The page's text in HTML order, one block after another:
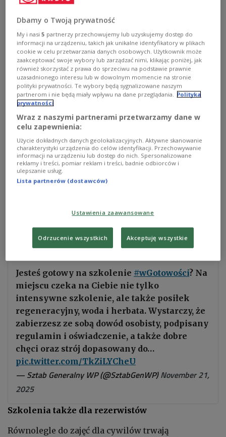
Zainteresowanie szkoleniami przeszło
oczekiwania armii - powiedział Polskiemu Radiu
oficer prasowy Sztabu Generalnego pułkownik
Marek Pietrzak. Do szkoleń pilotażowych zgłosiło
się ponad 18 tysięcy ochotników. Wojsko musiało
skorygować miejsca, gdzie będą odbywały się
zajęcia, ponieważ największe zainteresowanie jest
wśród mieszkańców dużych miast.
Niemal 60 procent zgłoszeń na pilotażowe zajęcia
pochodzi od mężczyzn. 49 procent
cyber-higieny. W wielu zgłoszonych do szkoleń
jednostkach na jedno miejsce przypada po kilku
Jesteś gotowy na szkolenie #wGotowości? Na
miejscu czeka na Ciebie nie tylko
intensywne szkolenie, ale także posiłek
regeneracyjny, woda i herbata. Wystarczy, że
zabierzesz ze sobą dowód osobisty, podpisany
regulamin i oświadczenie, a także dobre
chęci oraz strój dopasowany do…
pic.twitter.com/TkZiLYCheU
— Sztab Generalny WP (@SztabGenWP)November 21,
2025
Szkolenia także dla rezerwistów
Równolegle do zajęć dla cywilów trwają
Dbamy o Twoją prywatność
My i nasi5 partnerzy przechowujemy lub uzyskujemy dostęp do
informacji na urządzeniu, takich jak unikalne identyfikatory w plikach
cookie w celu przetwarzania danych osobowych. Użytkownik może
zaakceptować swoje wybory lub zarządzać nimi, klikając poniżej, jak
również skorzystać z prawa do sprzeciwu na podstawie prawnie
uzasadnionego interesu lub w dowolnym momencie na stronie
polityki prywatności. Te wybory będą sygnalizowane naszym
partnerom i nie będą miały wpływu na dane przeglądania. Polityka
prywatności
Wraz z naszymi partnerami przetwarzamy dane w
celu zapewnienia:
Użycie dokładnych danych geolokalizacyjnych. Aktywne skanowanie
charakterystyki urządzenia do celów identyfikacji. Przechowywanie
informacji na urządzeniu lub dostęp do nich. Spersonalizowane
reklamy i treści, pomiar reklam i treści, badnie odbiorców i
ulepszanie usług.
Lista partnerów (dostawców)
Ustawienia zaawansowane
Odrzucenie wszystkich Akceptuję wszystkie